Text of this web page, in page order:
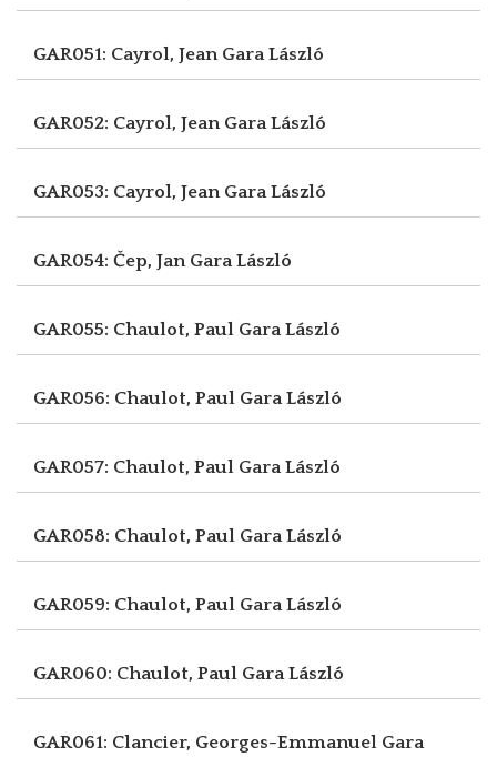
GAR051: Cayrol, Jean Gara László
GAR052: Cayrol, Jean Gara László
GAR053: Cayrol, Jean Gara László
GAR054: Čep, Jan Gara László
GAR055: Chaulot, Paul Gara László
GAR056: Chaulot, Paul Gara László
GAR057: Chaulot, Paul Gara László
GAR058: Chaulot, Paul Gara László
GAR059: Chaulot, Paul Gara László
GAR060: Chaulot, Paul Gara László
GAR061: Clancier, Georges-Emmanuel Gara